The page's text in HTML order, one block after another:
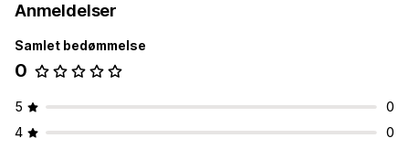
Anmeldelser
Samlet bedømmelse
0
5
0
4
0